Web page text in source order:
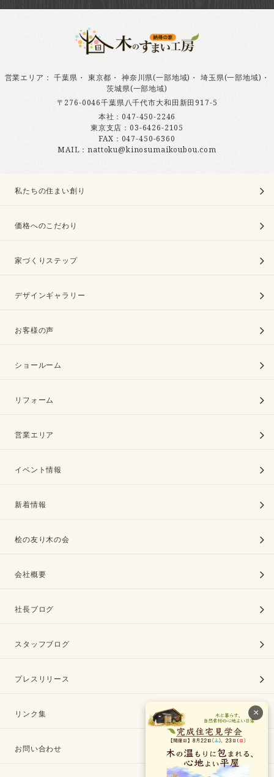
×
営業エリア ：千葉県 ・ 東京都 ・ 神奈川県(一部地域) ・ 埼玉県(一部地域) ・
茨城県(一部地域)
〒276-0046千葉県八千代市大和田新田917-5
本社：047-450-2246
東京支店：03-6426-2105
FAX：047-450-6360
MAIL：nattoku@kinosumaikoubou.com
私たちの住まい創り
価格へのこだわり
家づくりステップ
デザインギャラリー
お客様の声
ショールーム
リフォーム
営業エリア
イベント情報
新着情報
桧の友り木の会
会社概要
社長ブログ
スタッフブログ
プレスリリース
リンク集
お問い合わせ